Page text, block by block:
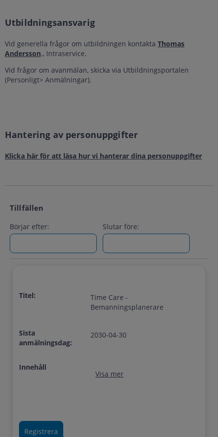
Utbildningsansvarig
Vid generella frågor om utbildningen kontakta Thomas
Andersson., Intraservice.
Vid frågor om avanmälan, skicka via Utbildningsportalen
(Personligt> Anmälningar).
Hantering av personuppgifter
Klicka här för att läsa hur vi hanterar dina personuppgifter
Tillfällen
Börjar efter: Slutar före:
Titel:
Time Care -
Bemanningsplanerare
Sista
anmälningsdag:
2030-04-30
Innehåll
Visa mer